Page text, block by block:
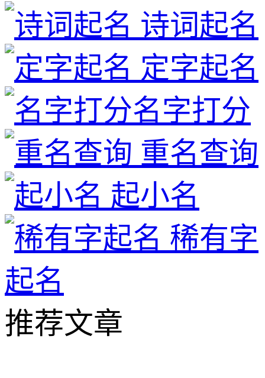
诗词起名
定字起名
名字打分
重名查询
起小名
稀有字
起名
推荐文章